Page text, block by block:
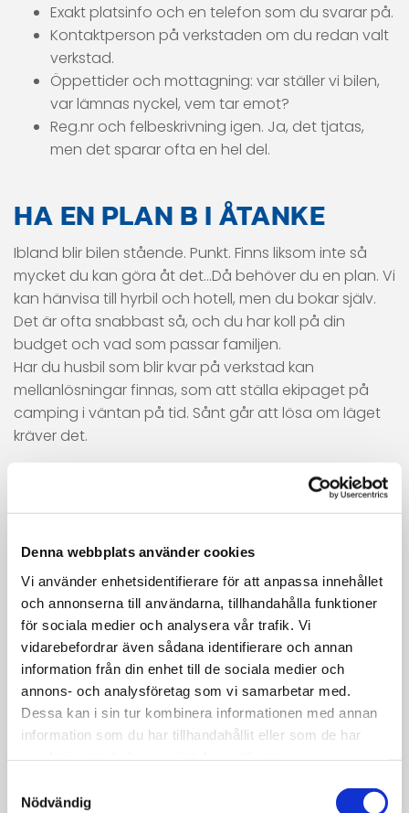
Denna webbplats använder cookies
Vi använder enhetsidentifierare för att anpassa innehållet
och annonserna till användarna, tillhandahålla funktioner
för sociala medier och analysera vår trafik. Vi
vidarebefordrar även sådana identifierare och annan
information från din enhet till de sociala medier och
annons- och analysföretag som vi samarbetar med.
Dessa kan i sin tur kombinera informationen med annan
information som du har tillhandahållit eller som de har
Nödvändig
Exakt platsinfo och en telefon som du svarar på.
Kontaktperson på verkstaden om du redan valt
verkstad.
Öppettider och mottagning: var ställer vi bilen,
var lämnas nyckel, vem tar emot?
Reg.nr och felbeskrivning igen. Ja, det tjatas,
men det sparar ofta en hel del.
HA EN PLAN B I ÅTANKE
Ibland blir bilen stående. Punkt. Finns liksom inte så
mycket du kan göra åt det…Då behöver du en plan. Vi
kan hänvisa till hyrbil och hotell, men du bokar själv.
Det är ofta snabbast så, och du har koll på din
budget och vad som passar familjen.
Har du husbil som blir kvar på verkstad kan
mellanlösningar finnas, som att ställa ekipaget på
camping i väntan på tid. Sånt går att lösa om läget
kräver det.
BÄRGAS TILL VERKSTADEN?
I normal bärgning till verkstad ingår ofta att vi
kommer ut, bedömer läget, lastar bilen och kör den till
verkstad enligt överenskommelse. En rimlig hantering
för att få bilen från A till B på ett säkert sätt ingår
också.
Men det som ofta blir missförstånd är tilläggen.
Exempel på sånt som kan påverka pris och tid:
sitter fast eller står oländigt.